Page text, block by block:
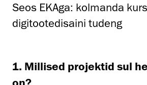
Seos EKAga: kolmanda
digitootedisaini tudeng
1. Millised projektid sul
on?